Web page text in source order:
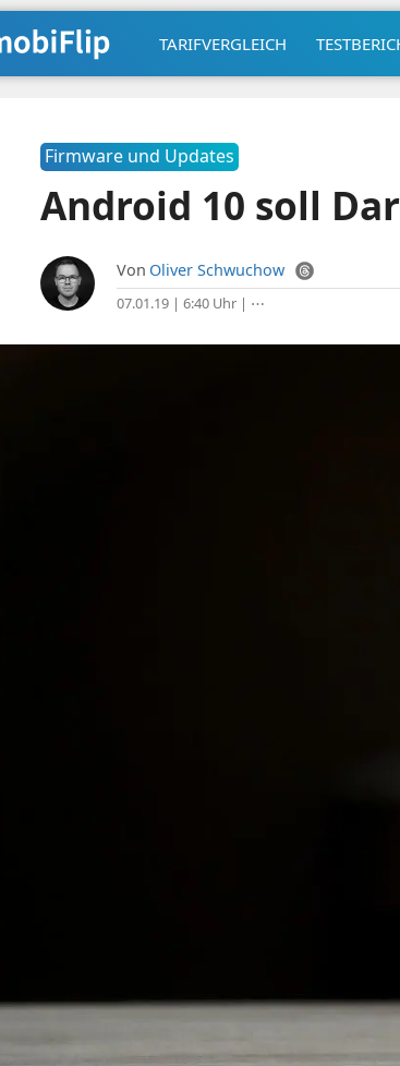
TARIFVERGLEICH
Firmware und Updates
Android 10 soll
Von Oliver Schwuchow
07.01.19 | 6:40 Uhr| ⋯